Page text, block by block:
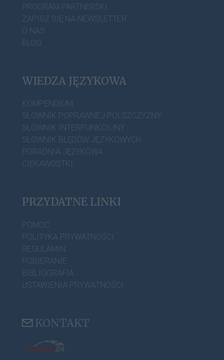
PROGRAM PARTNERSKI
ZAPISZ SIĘ NA NEWSLETTER
O NAS
BLOG
WIEDZA JĘZYKOWA
KOMPENDIUM
SŁOWNIK POPRAWNEJ POLSZCZYZNY
SŁOWNIK INTERPUNKCYJNY
SŁOWNIK BŁĘDÓW JĘZYKOWYCH
PORADNIA JĘZYKOWA
CIEKAWOSTKI
PRZYDATNE LINKI
POMOC
POLITYKA PRYWATNOŚCI
REGULAMIN
POBIERANIE
BIBLIOGRAFIA
USTAWIENIA PRYWATNOŚCI
KONTAKT